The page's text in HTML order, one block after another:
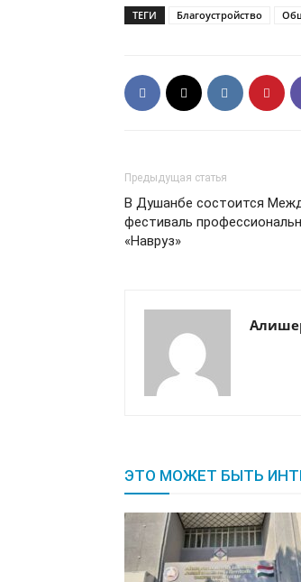
ТЕГИ Благоустройство
Предыдущая статья
В Душанбе состоится
фестиваль
«Навруз»
ЭТО МОЖЕТ БЫТЬ